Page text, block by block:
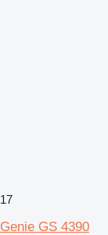
17
Genie GS 4390